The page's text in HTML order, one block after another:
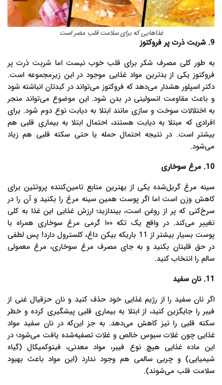
غذاهایی که برای سلامت قلب مضر است
9. شربت ذرت پر فروکتوز
به طور کلی مصرف شکر برای قلب خوب نیست اما شربت ذرت پر
فروکتوز یکی از بدترین مواد غذایی موجود در این زیرمجموعه است.
دکتر اسپلور هشدار می‌دهد که فروکتوز می‌تواند در کبدتان انباشته شود
و باعث مقاومت انسولینی در بدن شود. این موضوع می‌تواند منجر
به اختلالات سوخت و سازی مانند ابتلا به دیابت نوع دوم شود. برای
افرادی که مبتلا به دیابت هستند، احتمال ابتلا به بیماری قلبی هم
بیشتر است. در نتیجه احتمال حمله یا حتی سکته قلبی هم زیاد
می‌شود.
10. مرغ سوخاری
سینه مرغ گریل‌شده یکی از بهترین منابع تامین‌کننده پروتئین برای
کاهش وزن است اما اگر پوست همین سینه مرغ را بکنید و آن را در
سرخ‌کنی که پر از روغن است، بیندازید؛ ارزش غذایی این غذا به کلی
تغییر می‌کند. در واقع یک تکه ۱۰۰ گرمی مرغ سوخاری همراه با
پوست بسیار بیشتر از 11 باریکه بیکن داغ، کلسترول دارد! پس لطفی
در حق قلبتان بکنید و به جای مصرف مرغ سوخاری، مرغ معمولی
سالم را انتخاب کنید.
11. نان سفید
اگر نان سفید را از رژیم غذایی خود حذف کنید و نان حزقیال غنی از
فیبر را جایگزین کنید، از ابتلا به بیماری قلبی پیشگیری کرده و خطر
سکته قلبی را نیز کاهش می‌دهد. به جز این‌که در نان سفید مواد
غذایی چون غلات سبوس خالص و غلات تصفیه‌شده یافت می‌شود؛ در
این ماده غذایی هیچ نوع فیبر، مواد معدنی، فیتوکمیکال (گیاه
شیمیایی) و چربی سالمی هم وجود ندارد (این مواد باعث بهبود
سلامت قلب می‌شوند).